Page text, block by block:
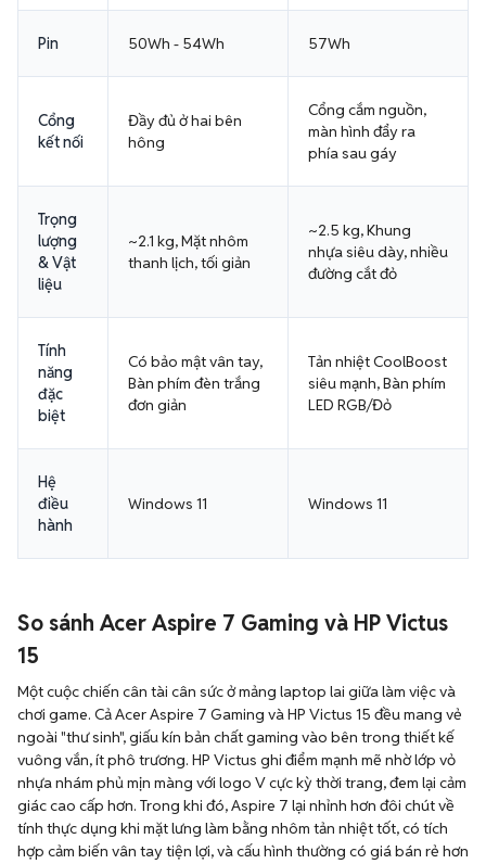
Pin 50Wh - 54Wh 57Wh
Cổng
kết nối
Đầy đủ ở hai bên
hông
Cổng cắm nguồn,
màn hình đẩy ra
phía sau gáy
Trọng
lượng
& Vật
liệu
~2.1 kg, Mặt nhôm
thanh lịch, tối giản
~2.5 kg, Khung
nhựa siêu dày, nhiều
đường cắt đỏ
Tính
năng
đặc
biệt
Có bảo mật vân tay,
Bàn phím đèn trắng
đơn giản
Tản nhiệt CoolBoost
siêu mạnh, Bàn phím
LED RGB/Đỏ
Hệ
điều
hành
Windows 11 Windows 11
So sánh Acer Aspire 7 Gaming và HP Victus
15
Một cuộc chiến cân tài cân sức ở mảng laptop lai giữa làm việc và
chơi game. Cả Acer Aspire 7 Gaming và HP Victus 15 đều mang vẻ
ngoài "thư sinh", giấu kín bản chất gaming vào bên trong thiết kế
vuông vắn, ít phô trương. HP Victus ghi điểm mạnh mẽ nhờ lớp vỏ
nhựa nhám phủ mịn màng với logo V cực kỳ thời trang, đem lại cảm
giác cao cấp hơn. Trong khi đó, Aspire 7 lại nhỉnh hơn đôi chút về
tính thực dụng khi mặt lưng làm bằng nhôm tản nhiệt tốt, có tích
hợp cảm biến vân tay tiện lợi, và cấu hình thường có giá bán rẻ hơn